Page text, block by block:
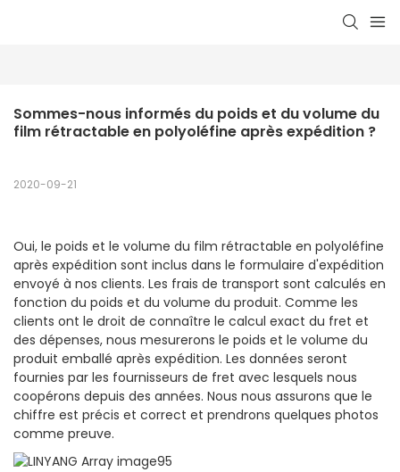
Sommes-nous informés du poids et du volume du
film rétractable en polyoléfine après expédition ?
2020-09-21
Oui, le poids et le volume du film rétractable en polyoléfine
après expédition sont inclus dans le formulaire d'expédition
envoyé à nos clients. Les frais de transport sont calculés en
fonction du poids et du volume du produit. Comme les
clients ont le droit de connaître le calcul exact du fret et
des dépenses, nous mesurerons le poids et le volume du
produit emballé après expédition. Les données seront
fournies par les fournisseurs de fret avec lesquels nous
coopérons depuis des années. Nous nous assurons que le
chiffre est précis et correct et prendrons quelques photos
comme preuve.